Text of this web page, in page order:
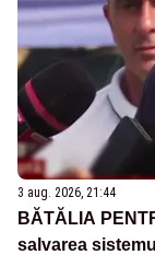
3 aug. 2026, 21:44
BĂTĂLIA
salvarea